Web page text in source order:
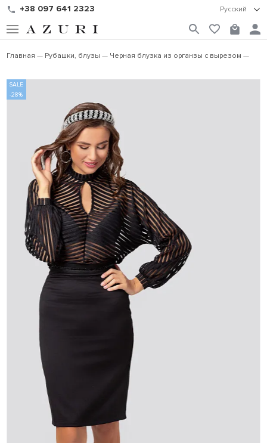
+38 097 641 2323 Русский
Главная Рубашки, блузы Черная блузка из органзы с вырезом